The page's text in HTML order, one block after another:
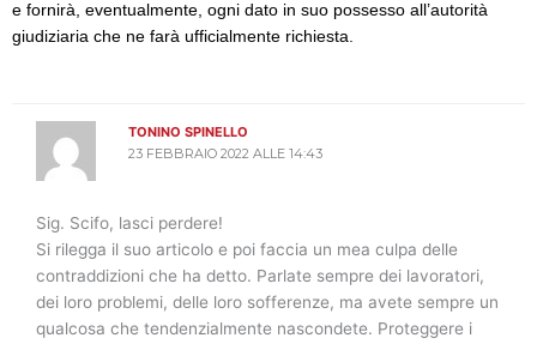
e fornirà, eventualmente, ogni dato in suo possesso all’autorità
giudiziaria che ne farà ufficialmente richiesta.
TONINO SPINELLO
23 FEBBRAIO 2022 ALLE 14:43
Sig. Scifo, lasci perdere!
Si rilegga il suo articolo e poi faccia un mea culpa delle
contraddizioni che ha detto. Parlate sempre dei lavoratori,
dei loro problemi, delle loro sofferenze, ma avete sempre un
qualcosa che tendenzialmente nascondete. Proteggere i